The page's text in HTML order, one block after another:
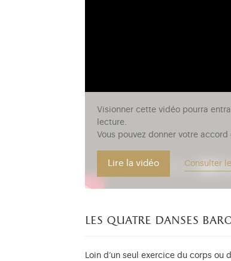
Visionner cette vidéo pourra
lecture.
Vous pouvez donner votre
Lire la vidéo Consulter
les quatre danses
Loin d’un seul exercice du corps